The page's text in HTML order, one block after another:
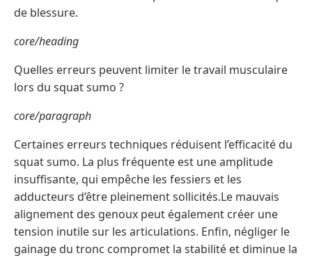
de blessure.
core/heading
Quelles erreurs peuvent limiter le travail musculaire
lors du squat sumo ?
core/paragraph
Certaines erreurs techniques réduisent l’efficacité du
squat sumo. La plus fréquente est une amplitude
insuffisante, qui empêche les fessiers et les
adducteurs d’être pleinement sollicités.Le mauvais
alignement des genoux peut également créer une
tension inutile sur les articulations. Enfin, négliger le
gainage du tronc compromet la stabilité et diminue la